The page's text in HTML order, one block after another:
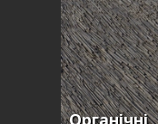
Органічні